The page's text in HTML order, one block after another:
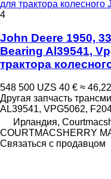
для трактора
4
John Deere 1950,
Bearing Al39541,
трактора
548 500 UZS 40 € ≈
Другая запчасть
AL39541, VPG5062,
Ирландия,
COURTMACSHERRY
Связаться с продавцом